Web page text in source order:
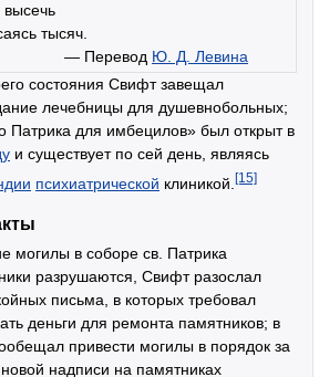
высечь
тысяч.
— Перевод Ю. Д. Левина
состояния Свифт завещал
лечебницы для душевнобольных;
Патрика для имбецилов» был открыт в
и существует по сей день, являясь
психиатрической клиникой. [15]
могилы в соборе св. Патрика
разрушаются, Свифт разослал
письма, в которых требовал
деньги для ремонта памятников; в
привести могилы в порядок за
надписи на памятниках